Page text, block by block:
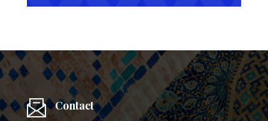
Contact